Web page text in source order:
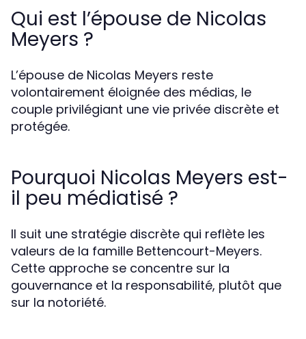
Qui est l’épouse de Nicolas
Meyers ?
L’épouse de Nicolas Meyers reste
volontairement éloignée des médias, le
couple privilégiant une vie privée discrète et
protégée.
Pourquoi Nicolas Meyers est-
il peu médiatisé ?
Il suit une stratégie discrète qui reflète les
valeurs de la famille Bettencourt-Meyers.
Cette approche se concentre sur la
gouvernance et la responsabilité, plutôt que
sur la notoriété.